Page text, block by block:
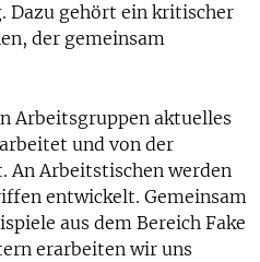
Dazu gehört ein kritischer
der gemeinsam
Arbeitsgruppen aktuelles
und von der
An Arbeitstischen werden
entwickelt. Gemeinsam
aus dem Bereich Fake
erarbeiten wir uns